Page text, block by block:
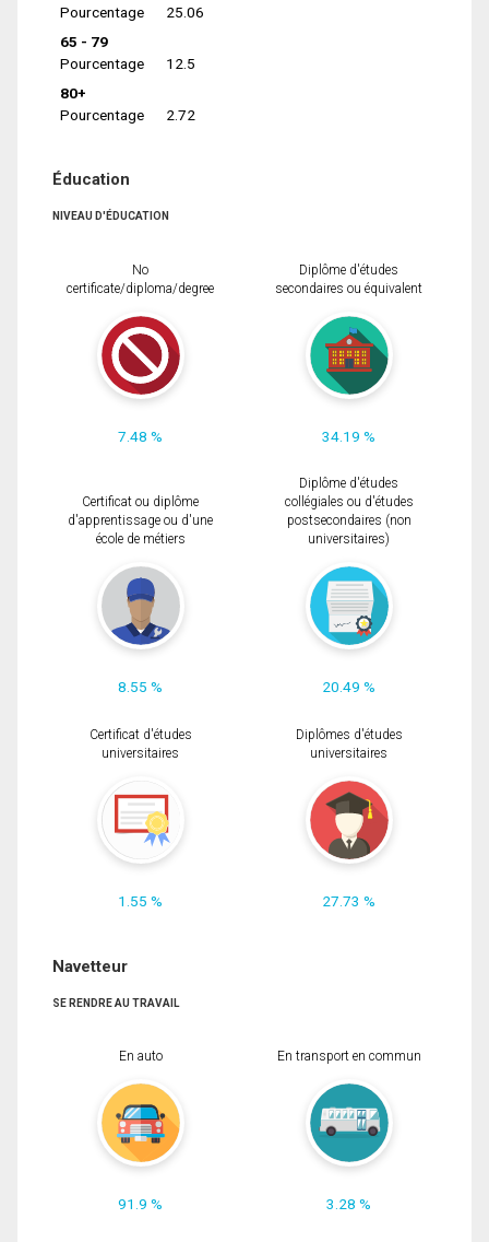
Pourcentage
25.06
65 - 79
Pourcentage
12.5
80+
Pourcentage
2.72
Éducation
NIVEAU D'ÉDUCATION
No
certificate/diploma/degree
7.48 %
Diplôme d'études
secondaires ou équivalent
34.19 %
Certificat ou diplôme
d'apprentissage ou d'une
école de métiers
8.55 %
Diplôme d'études
collégiales ou d'études
postsecondaires (non
universitaires)
20.49 %
Certificat d'études
universitaires
1.55 %
Diplômes d'études
universitaires
27.73 %
Navetteur
SE RENDRE AU TRAVAIL
En auto
91.9 %
En transport en commun
3.28 %